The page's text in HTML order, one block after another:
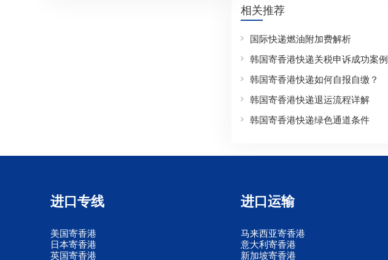
相关推荐
国际快递燃油附加费解析
韩国寄香港快递关税申诉成功案例
韩国寄香港快递如何自报自缴？
韩国寄香港快递退运流程详解
韩国寄香港快递绿色通道条件
进口专线
美国寄香港
日本寄香港
英国寄香港
进口运输
马来西亚寄香港
意大利寄香港
新加坡寄香港